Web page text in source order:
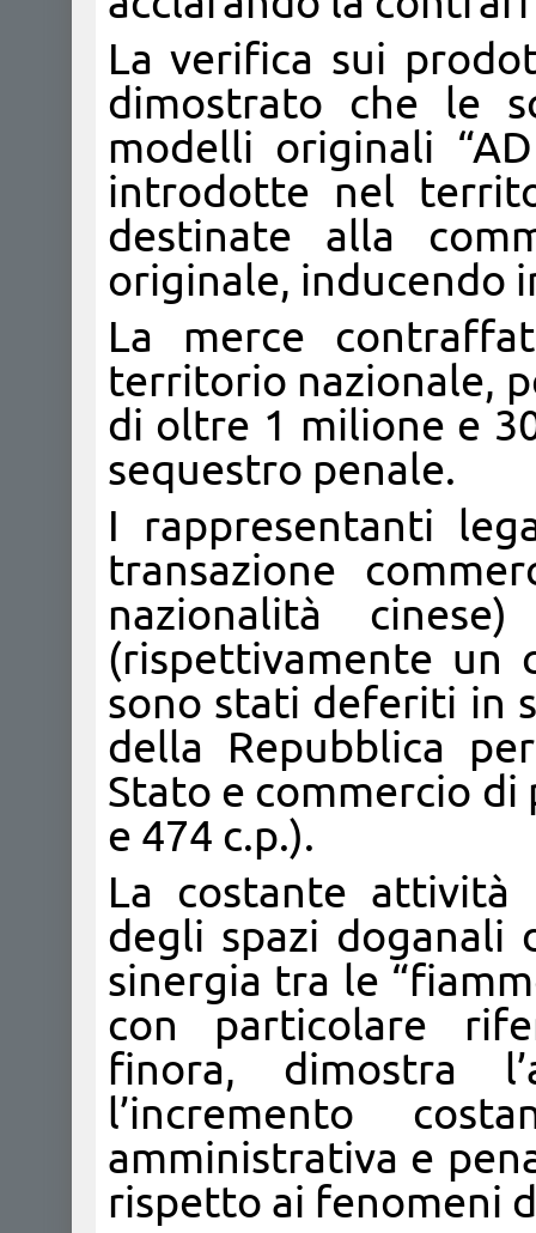
La verifica sui
dimostrato che le
modelli originali
introdotte nel
destinate alla
originale, inducendo
La merce
territorio nazionale,
di oltre 1 milione e
sequestro penale.
I rappresentanti
transazione
nazionalità
(rispettivamente un
sono stati deferiti in
della Repubblica
Stato e commercio
e 474 c.p.).
La costante attività
degli spazi doganali
sinergia tra le
con particolare
finora, dimostra
l’incremento
amministrativa e
rispetto ai fenomeni